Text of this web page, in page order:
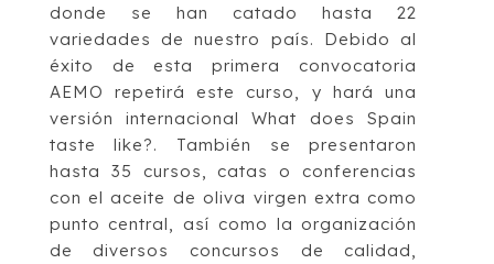
donde se han catado hasta 22
variedades de nuestro país. Debido al
éxito de esta primera convocatoria
AEMO repetirá este curso, y hará una
versión internacional What does Spain
taste like?. También se presentaron
hasta 35 cursos, catas o conferencias
con el aceite de oliva virgen extra como
punto central, así como la organización
de diversos concursos de calidad,